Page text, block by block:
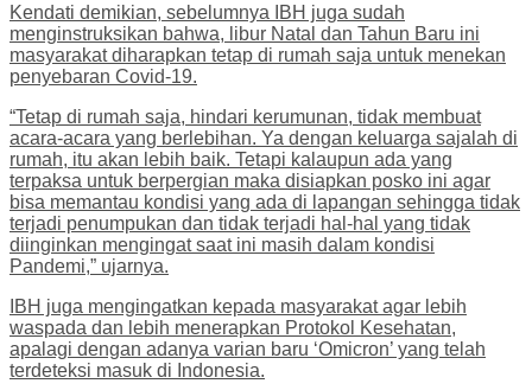
Kendati demikian, sebelumnya IBH juga sudah
menginstruksikan bahwa, libur Natal dan Tahun Baru ini
masyarakat diharapkan tetap di rumah saja untuk menekan
penyebaran Covid-19.
“Tetap di rumah saja, hindari kerumunan, tidak membuat
acara-acara yang berlebihan. Ya dengan keluarga sajalah di
rumah, itu akan lebih baik. Tetapi kalaupun ada yang
terpaksa untuk berpergian maka disiapkan posko ini agar
bisa memantau kondisi yang ada di lapangan sehingga tidak
terjadi penumpukan dan tidak terjadi hal-hal yang tidak
diinginkan mengingat saat ini masih dalam kondisi
Pandemi,” ujarnya.
IBH juga mengingatkan kepada masyarakat agar lebih
waspada dan lebih menerapkan Protokol Kesehatan,
apalagi dengan adanya varian baru ‘Omicron’ yang telah
terdeteksi masuk di Indonesia.